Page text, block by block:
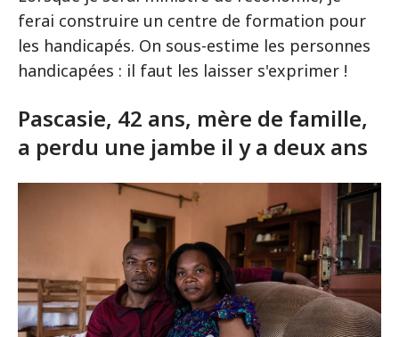
ferai construire un centre de formation pour
les handicapés. On sous-estime les personnes
handicapées : il faut les laisser s'exprimer !
Pascasie, 42 ans, mère de famille,
a perdu une jambe il y a deux ans